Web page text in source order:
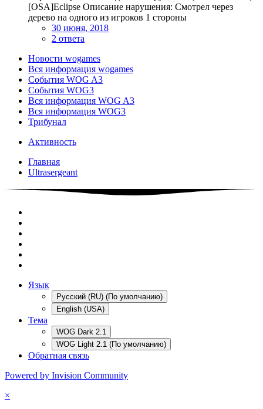
[OSA]Eclipse Описание нарушения: Смотрел через
дерево на одного из игроков 1 стороны
30 июня, 2018
2 ответа
Новости wogames
Вся информация wogames
События WOG A3
События WOG3
Вся информация WOG A3
Вся информация WOG3
Трибунал
Активность
Главная
Ultrasergeant
Язык
Русский (RU) (По умолчанию)
English (USA)
Тема
WOG Dark 2.1
WOG Light 2.1 (По умолчанию)
Обратная связь
Powered by Invision Community
×